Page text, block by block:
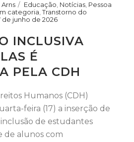
Educação Notícias Pessoa
categoria ,Transtorno do
de junho de 2026
INCLUSIVA
É
PELA CDH
Humanos (CDH)
feira (17) a inserção de
de estudantes
de alunos com